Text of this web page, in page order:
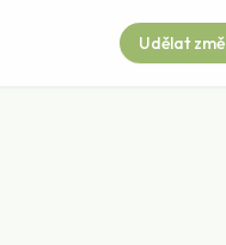
Udělat